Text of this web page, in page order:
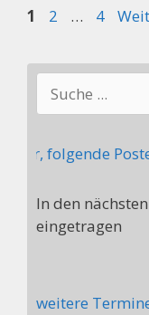
Seite
1 Seite
2 … Seite
4
Posten
In den
eingetragen
weitere